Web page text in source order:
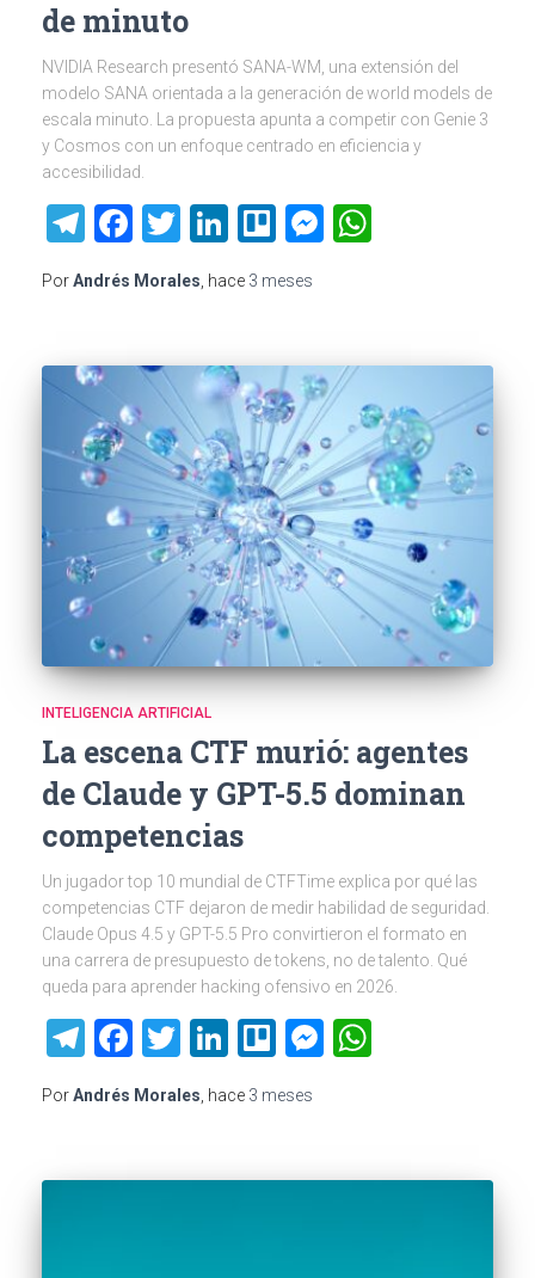
de minuto
NVIDIA Research presentó SANA-WM, una extensión del
modelo SANA orientada a la generación de world models de
escala minuto. La propuesta apunta a competir con Genie 3
y Cosmos con un enfoque centrado en eficiencia y
accesibilidad.
Telegram
Facebook
Twitter
LinkedIn
TrelloMessenger
PorAndrés Morales , hace 3 meses
INTELIGENCIA ARTIFICIAL
La escena CTF murió: agentes
de Claude y GPT-5.5 dominan
competencias
Un jugador top 10 mundial de CTFTime explica por qué las
competencias CTF dejaron de medir habilidad de seguridad.
Claude Opus 4.5 y GPT-5.5 Pro convirtieron el formato en
una carrera de presupuesto de tokens, no de talento. Qué
queda para aprender hacking ofensivo en 2026.
Telegram
Facebook
Twitter
LinkedIn
TrelloMessenger
PorAndrés Morales , hace 3 meses